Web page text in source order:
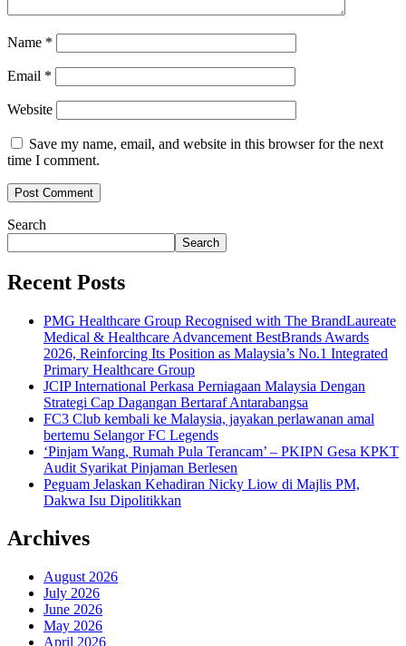
Name *
Email *
Website
Save my name, email, and website in this browser for the next
time I comment.
Search
Search
Recent Posts
PMG Healthcare Group Recognised with The BrandLaureate
Medical & Healthcare Advancement BestBrands Awards
2026, Reinforcing Its Position as Malaysia’s No.1 Integrated
Primary Healthcare Group
JCIP International Perkasa Perniagaan Malaysia Dengan
Strategi Cap Dagangan Bertaraf Antarabangsa
FC3 Club kembali ke Malaysia, jayakan perlawanan amal
bertemu Selangor FC Legends
‘Pinjam Wang, Rumah Pula Terancam’ – PKIPN Gesa KPKT
Audit Syarikat Pinjaman Berlesen
Peguam Jelaskan Kehadiran Nicky Liow di Majlis PM,
Dakwa Isu Dipolitikkan
Archives
August 2026
July 2026
June 2026
May 2026
April 2026